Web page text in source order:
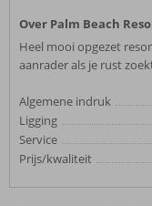
Over Palm Beach
Heel mooi opgezet
aanrader als je rust
Algemene indruk
Ligging
Service
Prijs/kwaliteit